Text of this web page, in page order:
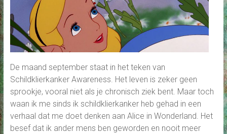
De maand september staat in het teken van
Schildklierkanker Awareness. Het leven is zeker geen
sprookje, vooral niet als je chronisch ziek bent. Maar toch
waan ik me sinds ik schildklierkanker heb gehad in een
verhaal dat me doet denken aan Alice in Wonderland. Het
besef dat ik ander mens ben geworden en nooit meer